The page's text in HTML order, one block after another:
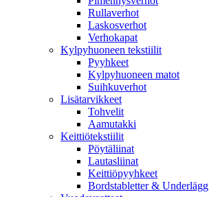
Rullaverhot
Laskosverhot
Verhokapat
Kylpyhuoneen tekstiilit
Pyyhkeet
Kylpyhuoneen matot
Suihkuverhot
Lisätarvikkeet
Tohvelit
Aamutakki
Keittiötekstiilit
Pöytäliinat
Lautasliinat
Keittiöpyyhkeet
Bordstabletter & Underlägg